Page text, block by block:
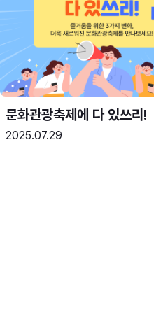
문화관광축제에 다 있쓰리!
2025.07.29